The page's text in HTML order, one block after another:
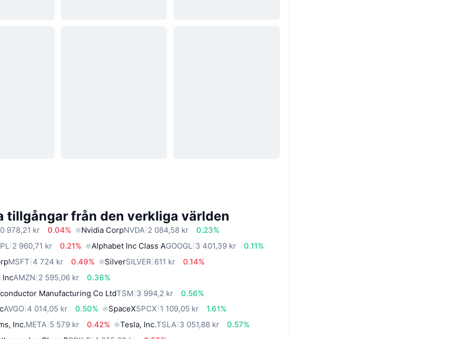
tillgångar från den verkliga världen
978,21 kr 0.04% Nvidia CorpNVDA 2 084,58 kr
0.23%
2 960,71 kr 0.21% Alphabet Inc Class AGOOGL 3 401,39 kr
0.11%
MSFT 4 724 kr 0.49% SilverSILVER 611 kr
0.14%
IncAMZN 2 595,06 kr
0.36%
Manufacturing Co LtdTSM 3 994,2 kr
0.56%
AVGO 4 014,05 kr 0.50% SpaceXSPCX 1 109,05 kr
1.61%
Inc.META 5 579 kr 0.42% Tesla, Inc.TSLA 3 051,88 kr
0.57%